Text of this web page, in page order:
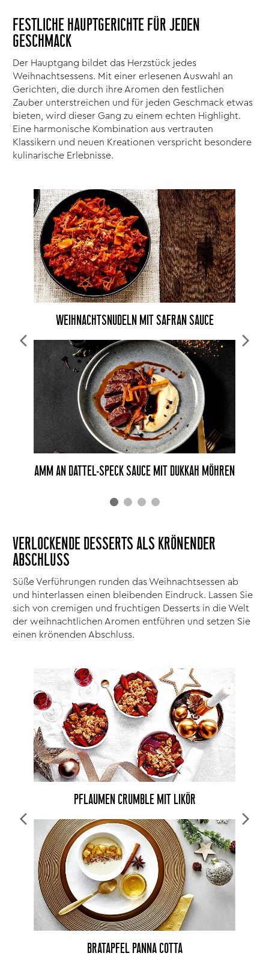
FESTLICHE HAUPTGERICHTE FÜR JEDEN
GESCHMACK
Der Hauptgang bildet das Herzstück jedes
Weihnachtsessens. Mit einer erlesenen Auswahl an
Gerichten, die durch ihre Aromen den festlichen
Zauber unterstreichen und für jeden Geschmack etwas
bieten, wird dieser Gang zu einem echten Highlight.
Eine harmonische Kombination aus vertrauten
Klassikern und neuen Kreationen verspricht besondere
kulinarische Erlebnisse.
WEIHNACHTSNUDELN MIT SAFRAN SAUCE
AMM AN DATTEL-SPECK SAUCE MIT DUKKAH MÖHREN
VERLOCKENDE DESSERTS ALS KRÖNENDER
ABSCHLUSS
Süße Verführungen runden das Weihnachtsessen ab
und hinterlassen einen bleibenden Eindruck. Lassen Sie
sich von cremigen und fruchtigen Desserts in die Welt
der weihnachtlichen Aromen entführen und setzen Sie
einen krönenden Abschluss.
PFLAUMEN CRUMBLE MIT LIKÖR
BRATAPFEL PANNA COTTA